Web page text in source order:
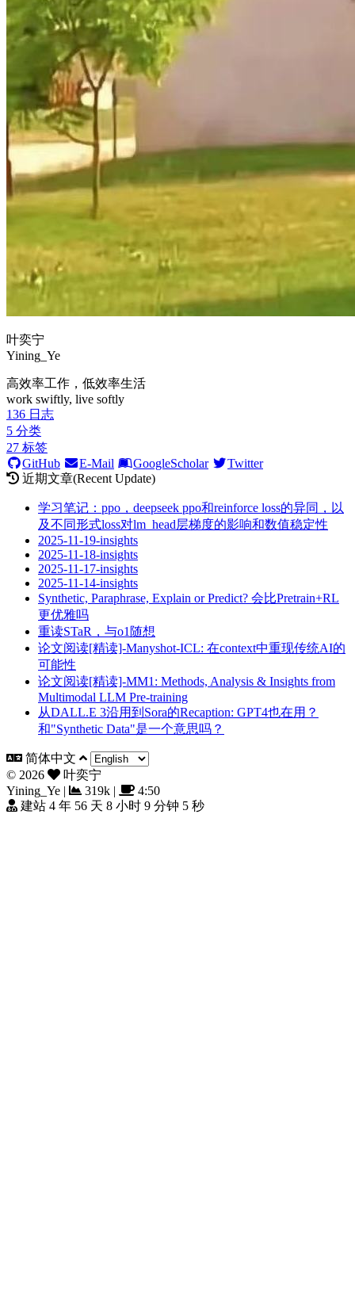
叶奕宁
Yining_Ye
高效率工作，低效率生活
work swiftly, live softly
136 日志
5 分类
27 标签
GitHub
E-Mail GoogleScholar
Twitter
近期文章(Recent Update)
学习笔记：ppo，deepseek ppo和reinforce loss的异同，以
及不同形式loss对lm_head层梯度的影响和数值稳定性
2025-11-19-insights
2025-11-18-insights
2025-11-17-insights
2025-11-14-insights
Synthetic, Paraphrase, Explain or Predict? 会比Pretrain+RL
更优雅吗
重读STaR，与o1随想
论文阅读[精读]-Manyshot-ICL: 在context中重现传统AI的
可能性
论文阅读[精读]-MM1: Methods, Analysis & Insights from
Multimodal LLM Pre-training
从DALL.E 3沿用到Sora的Recaption: GPT4也在用？
和"Synthetic Data"是一个意思吗？
简体中文
© 2026
叶奕宁
Yining_Ye | 319k |
4:50
建站 4 年 56 天 8 小时 9 分钟 6 秒